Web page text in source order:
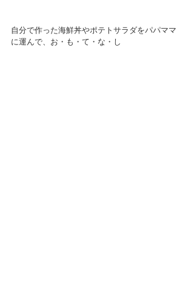
自分で作った海鮮丼やポテトサラダをパパママ
に運んで、お・も・て・な・し